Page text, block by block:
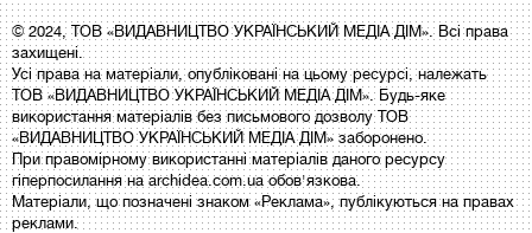
© 2024, ТОВ «ВИДАВНИЦТВО УКРАЇНСЬКИЙ МЕДІА ДІМ». Всі права
захищені.
Усі права на матеріали, опубліковані на цьому ресурсі, належать
ТОВ «ВИДАВНИЦТВО УКРАЇНСЬКИЙ МЕДІА ДІМ». Будь-яке
використання матеріалів без письмового дозволу ТОВ
«ВИДАВНИЦТВО УКРАЇНСЬКИЙ МЕДІА ДІМ» заборонено.
При правомірному використанні матеріалів даного ресурсу
гіперпосилання на archidea.com.ua обов'язкова.
Матеріали, що позначені знаком «Реклама», публікуються на правах
реклами.